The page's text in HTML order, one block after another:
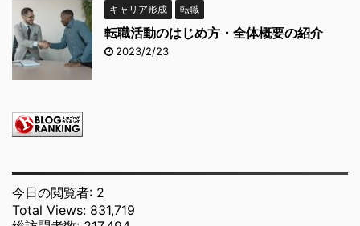
キャリア形成 転職
転職活動のはじめ方・全体概要の紹介
2023/2/23
今日の閲覧者: 2
Total Views: 831,719